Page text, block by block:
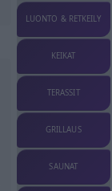
LUONTO & RETKEILY
KEIKAT
TERASSIT
GRILLAUS
SAUNAT